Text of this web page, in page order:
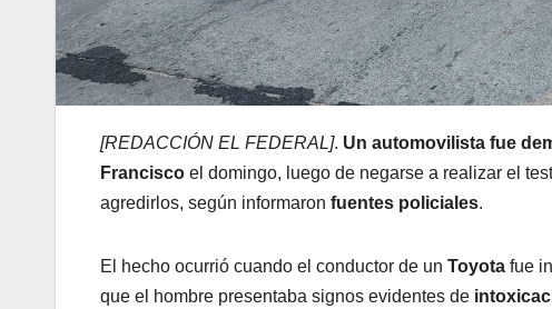
[REDACCIÓN EL FEDERAL]. Un automovilista fue
Francisco el domingo, luego de negarse a realizar el
agredirlos, según informaron fuentes policiales.
El hecho ocurrió cuando el conductor de un Toyota fue
que el hombre presentaba signos evidentes de